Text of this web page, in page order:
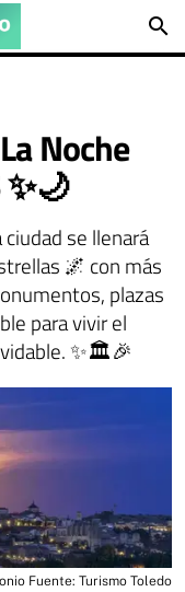
search
Noche
ciudad se llenará
🌌 con más
plazas
para vivir el
✨🏛️🎉
Fuente: Turismo Toledo